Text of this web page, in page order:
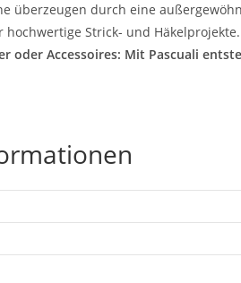
überzeugen durch eine
Strick- und Häkelprojekte.
oder Accessoires: Mit Pascuali